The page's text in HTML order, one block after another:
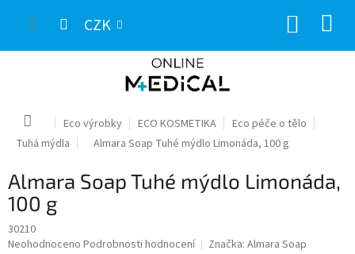
CZK
Domů Eco výrobky ECO KOSMETIKA
Eco péče o tělo
Tuhá mýdla
Almara Soap Tuhé mýdlo Limonáda, 100 g
Almara Soap Tuhé mýdlo Limonáda,
100 g
30210
Průměrné
Neohodnoceno Podrobnosti hodnocení Značka: Almara Soap